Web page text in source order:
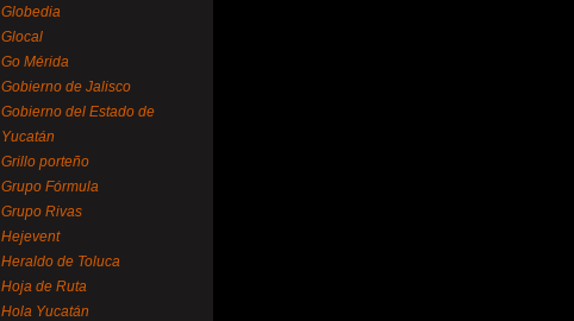
Globedia
Glocal
Go Mérida
Gobierno de Jalisco
Gobierno del Estado de
Yucatán
Grillo porteño
Grupo Fórmula
Grupo Rivas
Hejevent
Heraldo de Toluca
Hoja de Ruta
Hola Yucatán